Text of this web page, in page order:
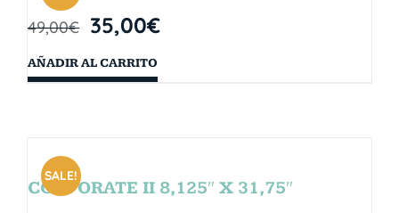
49,00€ 35,00€
AÑADIR AL CARRITO
SALE!
CORPORATE II 8,125″ X 31,75″